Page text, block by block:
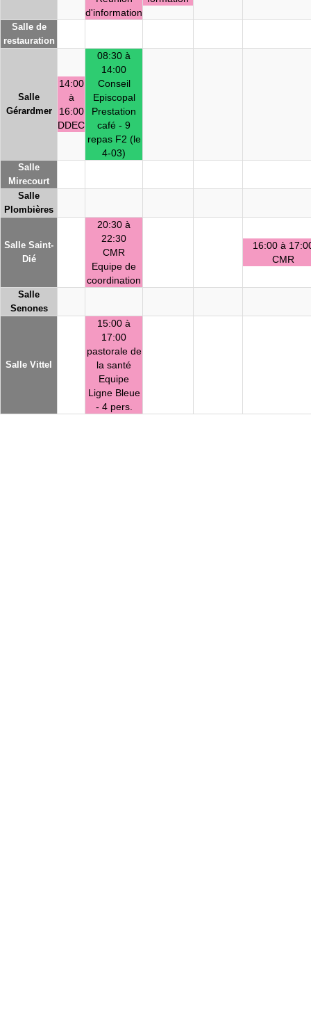
d'information
Salle de
restauration
Salle
Gérardmer
14:00
à
16:00
DDEC
08:30 à
14:00
Conseil
Episcopal
Prestation
café - 9
repas F2 (le
4-03)
Salle
Mirecourt
Salle
Plombières
Salle Saint-
Dié
20:30 à
22:30
CMR
Equipe de
coordination
16:00 à
CMR
Salle
Senones
Salle Vittel
15:00 à
17:00
pastorale de
la santé
Equipe
Ligne Bleue
- 4 pers.